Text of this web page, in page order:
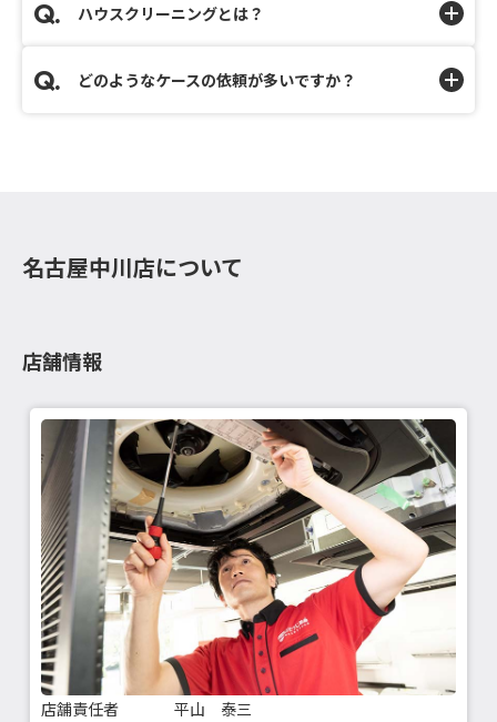
ハウスクリーニングとは？
どのようなケースの依頼が多いですか？
名古屋中川店について
店舗情報
店舗責任者 平山 泰三